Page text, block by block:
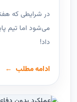
در شرایطی که
می‌شود اما تیم
داد!
ادامه مطلب